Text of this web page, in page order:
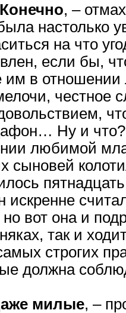
, –
настолько
на что
если бы,
им в
честное
Ну и
любимой
сыновей
но вот она и
так и
строгих
должна
милые, –